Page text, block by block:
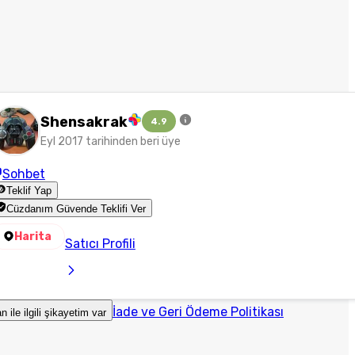
Shensakrak 4.9
Eyl 2017 tarihinden beri üye
Sohbet
Teklif Yap
Cüzdanım Güvende Teklifi Ver
Harita Satıcı Profili
ile ilgili şikayetim var İade ve Geri Ödeme Politikası